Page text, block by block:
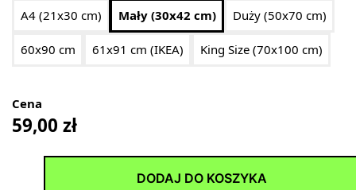
A4 (21x30 cm) Mały (30x42 cm) Duży (50x70 cm)
60x90 cm 61x91 cm (IKEA) King Size (70x100 cm)
Cena
59,00 zł
DODAJ DO KOSZYKA